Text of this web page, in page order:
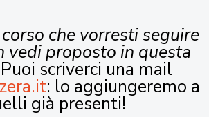
corso che vorresti seguire
vedi proposto in questa
scriverci una mail
: lo aggiungeremo a
già presenti!